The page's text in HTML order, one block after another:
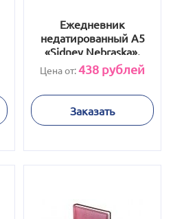
Ежедневник
недатированный А5
«Sidney Nebraska»,
белый
Цена от:438 рублей
Заказать